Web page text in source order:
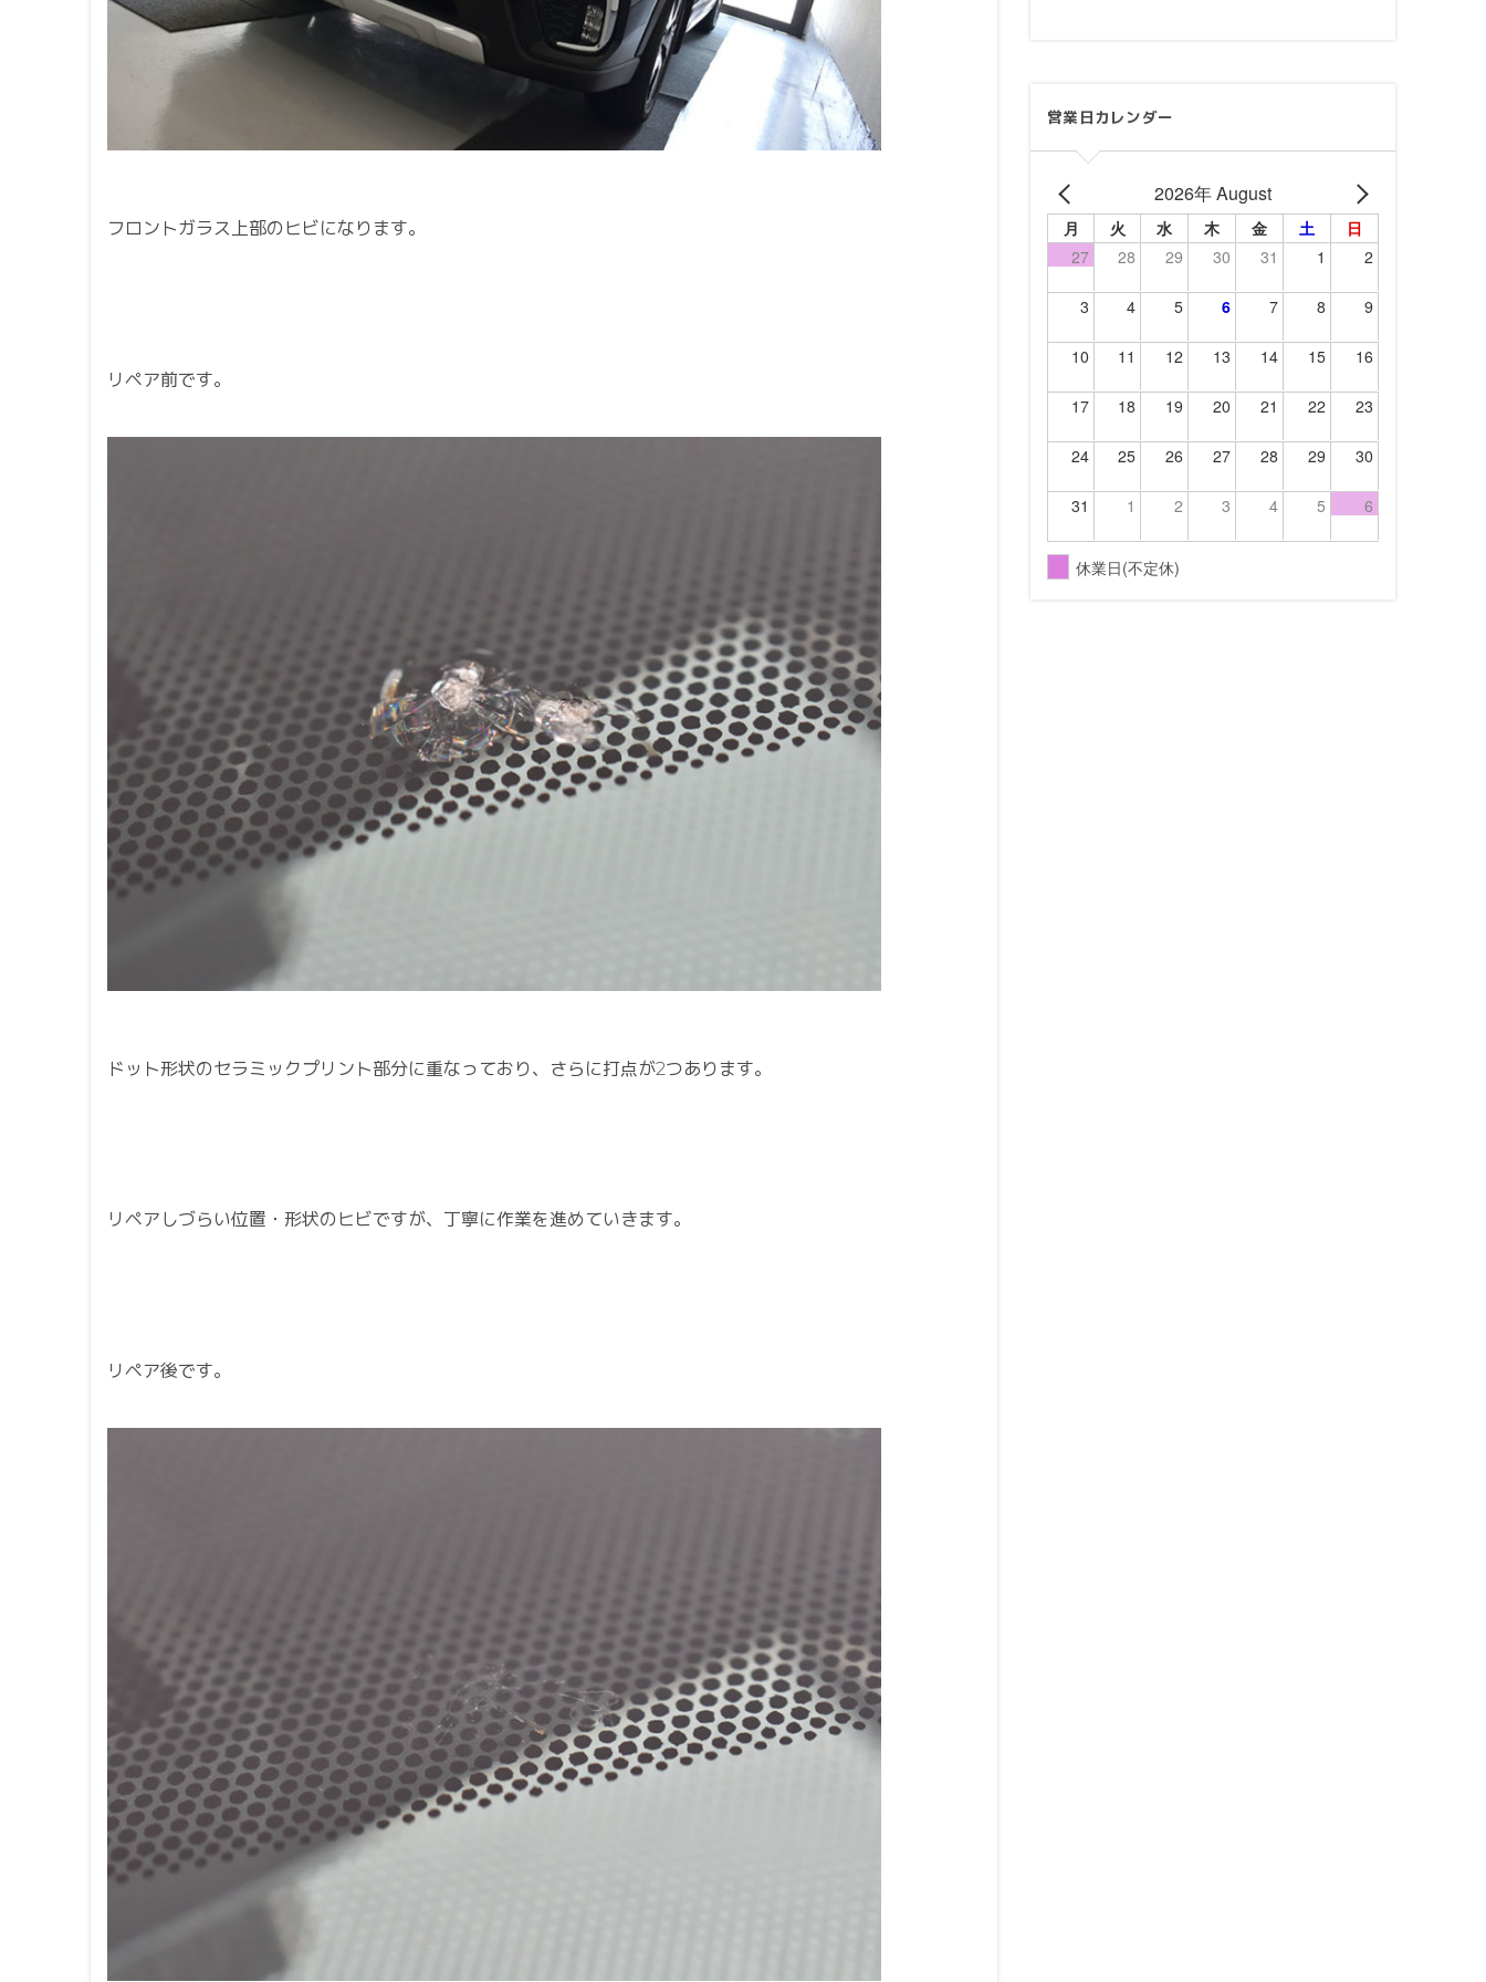
フロントガラス上部のヒビになります。
リペア前です。
ドット形状のセラミックプリント部分に重なっており、さらに打点が2つあります。
リペアしづらい位置・形状のヒビですが、丁寧に作業を進めていきます。
リペア後です。
営業日カレンダー
2026年 August
月 火 水 木 金 土
日
27
28 29 30 31 1 2
3 4 5 6 7 8 9
10 11 12 13 14 15 16
17 18 19 20 21 22 23
24 25 26 27 28 29 30
31 1 2 3 4 5 6
休業日(不定休)